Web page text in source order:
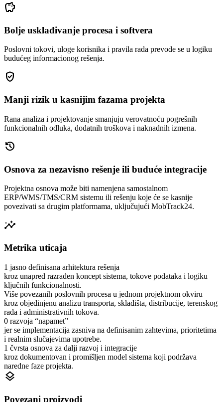
savings
Bolje usklađivanje procesa i softvera
Poslovni tokovi, uloge korisnika i pravila rada prevode se u logiku
budućeg informacionog rešenja.
gpp_good
Manji rizik u kasnijim fazama projekta
Rana analiza i projektovanje smanjuju verovatnoću pogrešnih
funkcionalnih odluka, dodatnih troškova i naknadnih izmena.
history
Osnova za nezavisno rešenje ili buduće integracije
Projektna osnova može biti namenjena samostalnom
ERP/WMS/TMS/CRM sistemu ili rešenju koje će se kasnije
povezivati sa drugim platformama, uključujući MobTrack24.
insights
Metrika uticaja
1 jasno definisana arhitektura rešenja
kroz unapred razrađen koncept sistema, tokove podataka i logiku
ključnih funkcionalnosti.
Više povezanih poslovnih procesa u jednom projektnom okviru
kroz objedinjenu analizu transporta, skladišta, distribucije, terenskog
rada i administrativnih tokova.
0 razvoja “napamet”
jer se implementacija zasniva na definisanim zahtevima, prioritetima
i realnim slučajevima upotrebe.
1 čvrsta osnova za dalji razvoj i integracije
kroz dokumentovan i promišljen model sistema koji podržava
naredne faze projekta.
layers
Povezani proizvodi